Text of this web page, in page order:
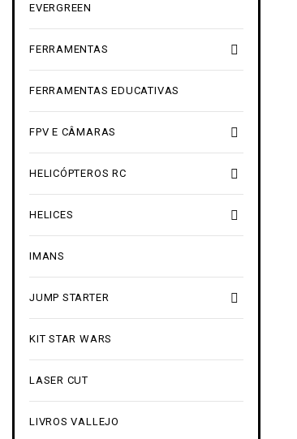
EVERGREEN

FERRAMENTAS
FERRAMENTAS EDUCATIVAS

FPV E CÂMARAS

HELICÓPTEROS RC

HELICES
IMANS

JUMP STARTER
KIT STAR WARS
LASER CUT
LIVROS VALLEJO